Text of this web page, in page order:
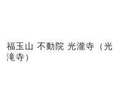
福玉山 不動院 光瀧寺（光
滝寺）